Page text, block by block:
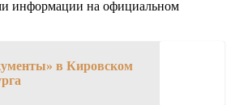
информации на официальном
в Кировском